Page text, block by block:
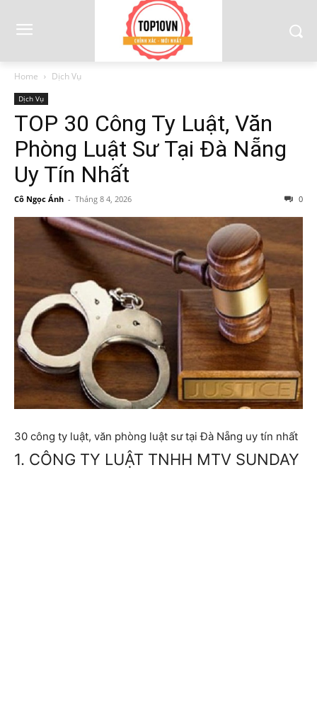
Home Dịch Vụ
Dịch Vụ
TOP 30 Công Ty Luật, Văn
Phòng Luật Sư Tại Đà Nẵng
Uy Tín Nhất
Cô Ngọc Ánh - Tháng 8 4, 2026 0
30 công ty luật, văn phòng luật sư tại Đà Nẵng uy tín nhất
1. CÔNG TY LUẬT TNHH MTV SUNDAY